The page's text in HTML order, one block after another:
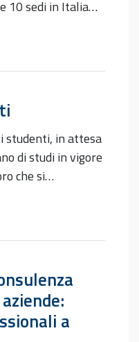
10 sedi in Italia…
studenti, in attesa
di studi in vigore
che si…
a